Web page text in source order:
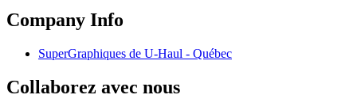
Company Info
SuperGraphiques de U-Haul - Québec
Collaborez avec nous